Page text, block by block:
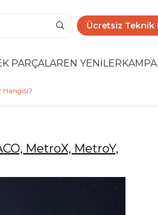
Ücretsiz Teknik
PARÇALAREN YENİLER
Hangisi?
MetroX, MetroY,